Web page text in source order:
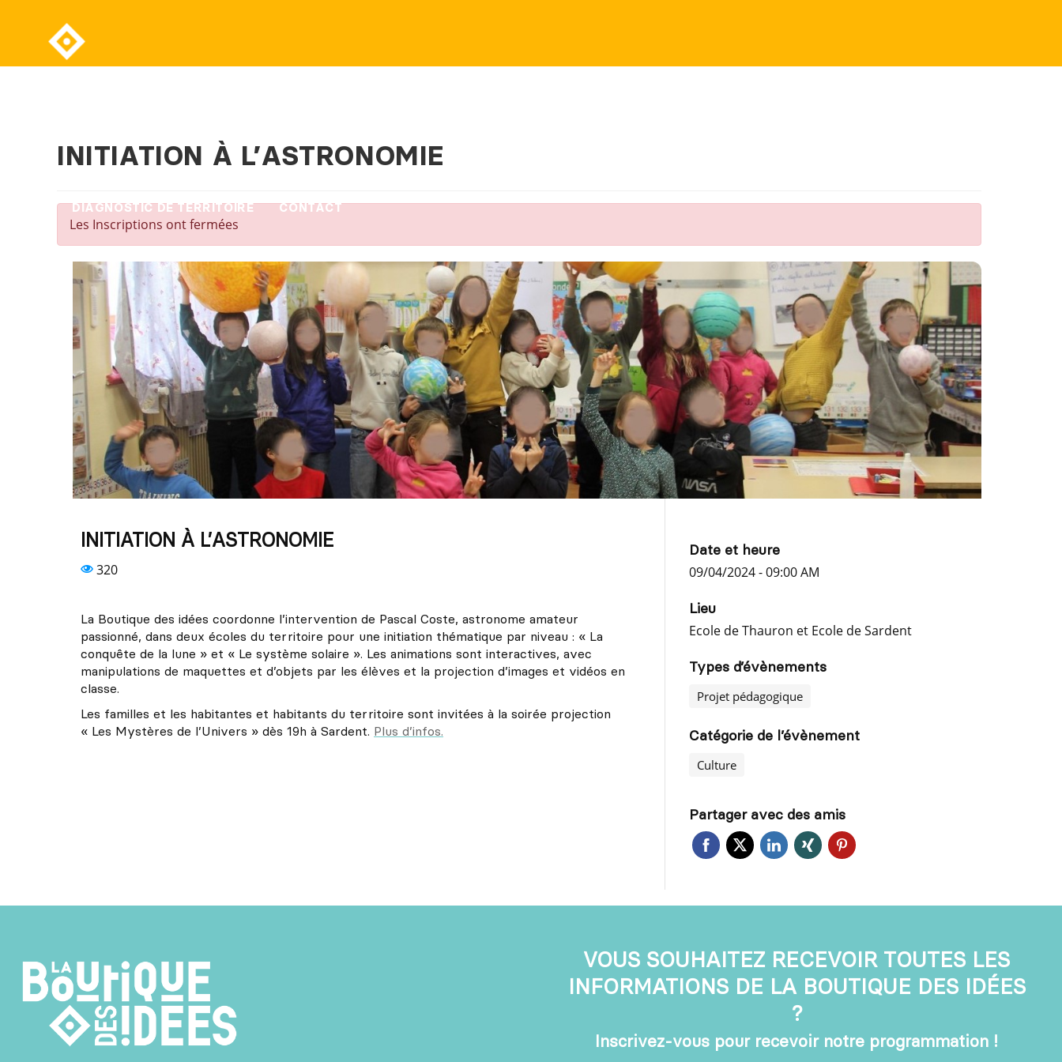
DIAGNOSTIC DE TERRITOIRE CONTACT
INITIATION À L’ASTRONOMIE
Les Inscriptions ont fermées
INITIATION À L’ASTRONOMIE
320
La Boutique des idées coordonne l’intervention de Pascal Coste, astronome amateur
passionné, dans deux écoles du territoire pour une initiation thématique par niveau : « La
conquête de la lune » et « Le système solaire ». Les animations sont interactives, avec
manipulations de maquettes et d’objets par les élèves et la projection d’images et vidéos en
classe.
Les familles et les habitantes et habitants du territoire sont invitées à la soirée projection
« Les Mystères de l’Univers » dès 19h à Sardent. Plus d’infos.
Date et heure
09/04/2024 - 09:00 AM
Lieu
Ecole de Thauron et Ecole de Sardent
Types d’évènements
Projet pédagogique
Catégorie de l’évènement
Culture
Partager avec des amis
VOUS SOUHAITEZ RECEVOIR TOUTES LES
INFORMATIONS DE LA BOUTIQUE DES IDÉES
?
Inscrivez-vous pour recevoir notre programmation !